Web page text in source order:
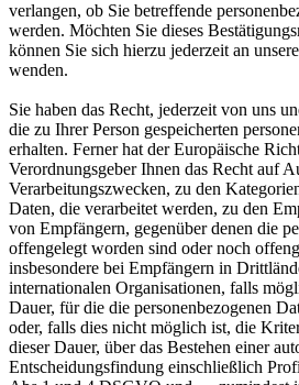
verlangen, ob Sie betreffende
werden. Möchten Sie dieses
können Sie sich hierzu jederzeit an
wenden.
Sie haben das Recht, jederzeit von uns
die zu Ihrer Person gespeicherten
erhalten. Ferner hat der Europäische
Verordnungsgeber Ihnen das Recht auf
Verarbeitungszwecken, zu den
Daten, die verarbeitet werden, zu den
von Empfängern, gegenüber denen die
offengelegt worden sind oder noch
insbesondere bei Empfängern in
internationalen Organisationen, falls
Dauer, für die die personenbezogenen
oder, falls dies nicht möglich ist, die
dieser Dauer, über das Bestehen einer
Entscheidungsfindung einschließlich